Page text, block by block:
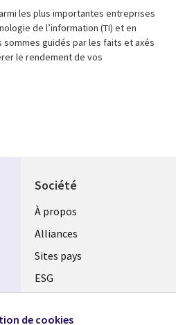
les plus importantes entreprises
de l’information (TI) et en
sommes guidés par les faits et axés
le rendement de vos
Société
À propos
Alliances
Sites pays
ESG
Fusions
de cookies